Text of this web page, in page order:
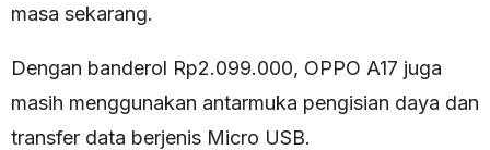
masa sekarang.
Dengan banderol Rp2.099.000, OPPO A17 juga
masih menggunakan antarmuka pengisian daya dan
transfer data berjenis Micro USB.